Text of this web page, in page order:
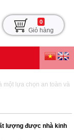
0
Giỏ hàng
một lựa chọn an toàn và
lượng được nhà kinh